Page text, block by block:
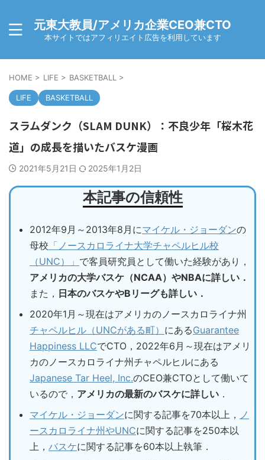
元東大教員/アメリカ企業CEO兼CTO
本サイトではアフィリエイト広告を利用しています
HOME > LIFE > BASKETBALL >
LIFE BASKETBALL
スラムダンク（SLAM DUNK）：不良少年「桜木花
道」の成長を描いたバスケ漫画
2021年5月21日 2025年1月2日
本記事の信頼性
2012年9月～2013年8月にマイケル・ジョーダンの
母校 「ノースカロライナ大学チャペルヒル校
（UNC）」 で客員研究員として働いた経験があり，
アメリカの大学バスケ（NCAA）やNBAに詳しい．
また， 日本のバスケやBリーグも詳しい．
2020年1月～現在はアメリカのノースカロライナ州
チャペルヒル（UNCがある町） にあるGuarantee
Happiness LLCでCTO，2022年6月～現在はアメリ
カのノースカロライナ州チャペルヒルにある
Japanese Tar Heel, Inc.のCEO兼CTOとして働いて
いるので， アメリカの最新のバスケに詳しい ．
マイケル・ジョーダンに関する記事を70本以上， ノ
ースカロライナ州やUNCに関する記事を250本以
上， バスケに関する記事を60本以上執筆．